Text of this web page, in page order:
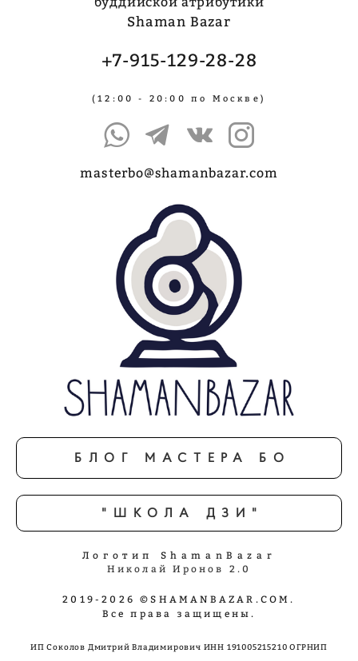
Shaman Bazar
+7-915-129-28-28
(12:00 - 20:00 по Москве)
masterbo@shamanbazar.com
БЛОГ МАСТЕРА БО
"ШКОЛА ДЗИ"
Логотип ShamanBazar
Николай Иронов 2.0
2019-2026 ©SHAMANBAZAR.COM.
Все права защищены.
ИП Соколов Дмитрий Владимирович ИНН 191005215210 ОГРНИП